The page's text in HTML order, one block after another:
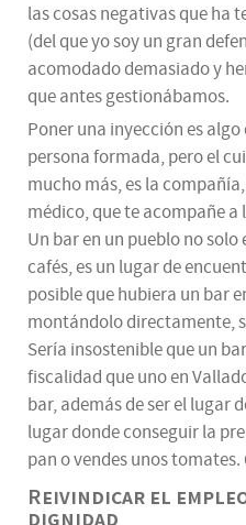
las cosas negativas que ha
(del que yo soy un gran
acomodado demasiado y
que antes gestionábamos.
Poner una inyección es
persona formada, pero el
mucho más, es la
médico, que te acompañe
Un bar en un pueblo no solo
cafés, es un lugar de
posible que hubiera un bar
montándolo directamente,
Sería insostenible que un
fiscalidad que uno en
bar, además de ser el lugar
lugar donde conseguir la
pan o vendes unos
Reivindicar el
dignidad